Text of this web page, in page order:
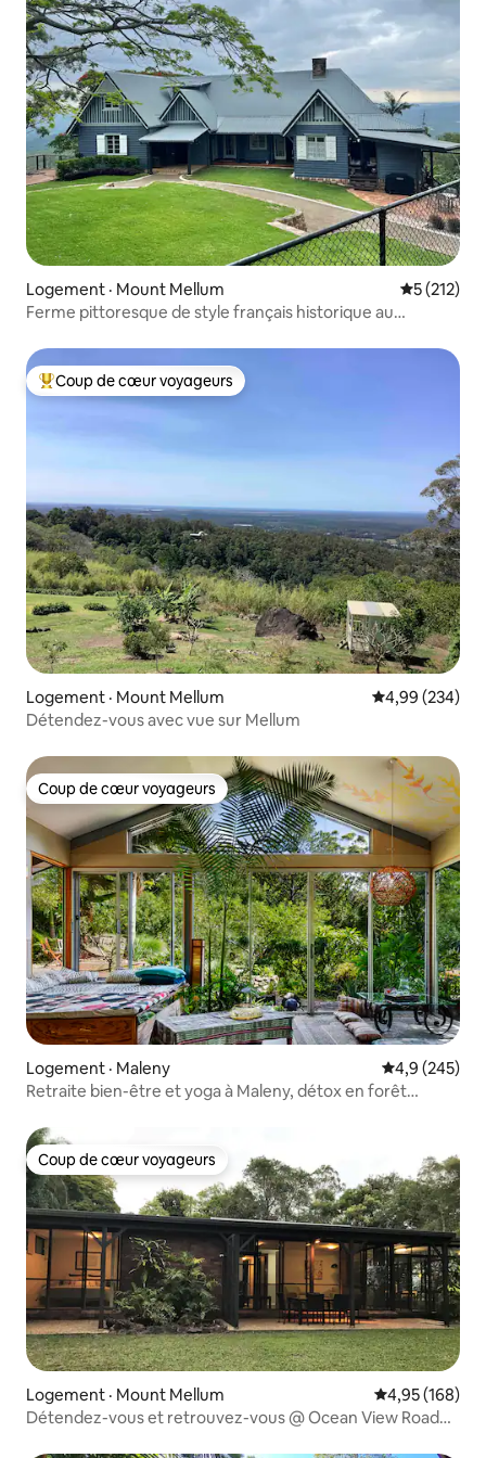
Logement · Mount Mellum Note
5 (212)
Ferme pittoresque de style français historique au
Coup de cœur voyageurs parmi les plus aimés
Coup de cœur voyageurs
Logement · Mount Mellum Note
4,99 (234)
Détendez-vous avec vue sur Mellum
Coup de cœur voyageurs
Coup de cœur voyageurs
Logement · Maleny Note
4,9 (245)
Retraite bien-être et yoga à Maleny, détox en forêt
Coup de cœur voyageurs
Coup de cœur voyageurs
Logement · Mount Mellum Note
4,95 (168)
Détendez-vous et retrouvez-vous @ Ocean View Road